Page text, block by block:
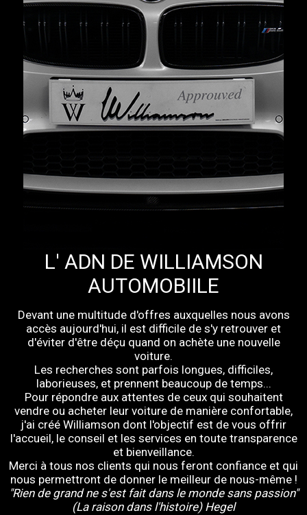
L' ADN DE WILLIAMSON
AUTOMOBIILE
Devant une multitude d'offres auxquelles nous avons
accès aujourd'hui, il est difficile de s'y retrouver et
d'éviter d'être déçu quand on achète une nouvelle
voiture.
Les recherches sont parfois longues, difficiles,
laborieuses, et prennent beaucoup de temps...
Pour répondre aux attentes de ceux qui souhaitent
vendre ou acheter leur voiture de manière confortable,
j'ai créé Williamson dont l'objectif est de vous offrir
l'accueil, le conseil et les services en toute transparence
et bienveillance.
Merci à tous nos clients qui nous feront confiance et qui
nous permettront de donner le meilleur de nous-même !
"Rien de grand ne s'est fait dans le monde sans passion"
(La raison dans l'histoire) Hegel